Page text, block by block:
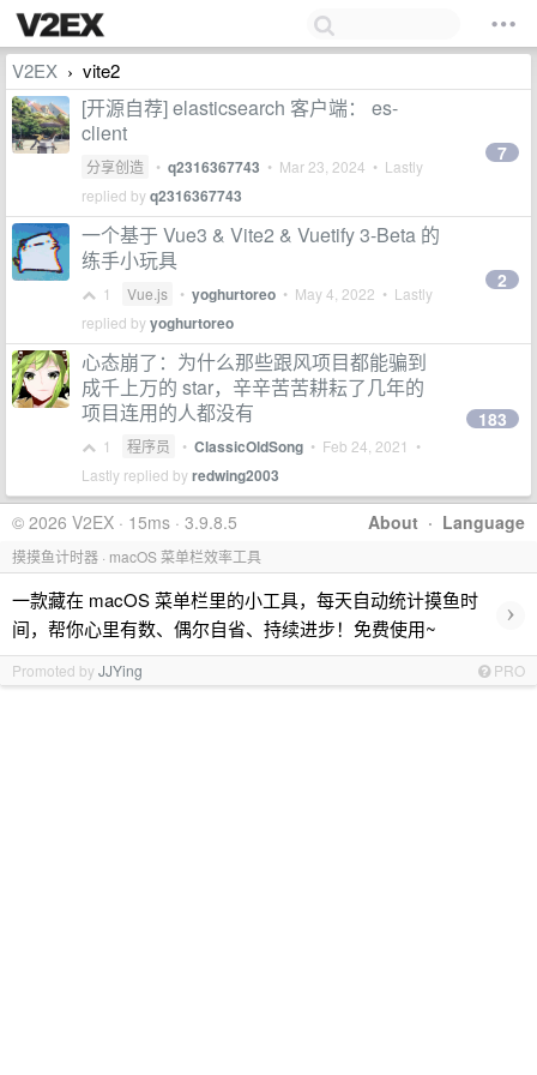
V2EX › vite2
[开源自荐] elasticsearch 客户端： es-
client
分享创造 • q2316367743 • Mar 23, 2024 • Lastly
replied byq2316367743
7
一个基于 Vue3 & Vite2 & Vuetify 3-Beta 的
练手小玩具
1 Vue.js • yoghurtoreo • May 4, 2022 • Lastly
replied byyoghurtoreo
2
心态崩了：为什么那些跟风项目都能骗到
成千上万的 star，辛辛苦苦耕耘了几年的
项目连用的人都没有
1 程序员 • ClassicOldSong • Feb 24, 2021 •
Lastly replied byredwing2003
183
About · Language
© 2026 V2EX · 15ms · 3.9.8.5
摸摸鱼计时器 · macOS 菜单栏效率工具
一款藏在 macOS 菜单栏里的小工具，每天自动统计摸鱼时
间，帮你心里有数、偶尔自省、持续进步！免费使用~
›
Promoted byJJYing PRO